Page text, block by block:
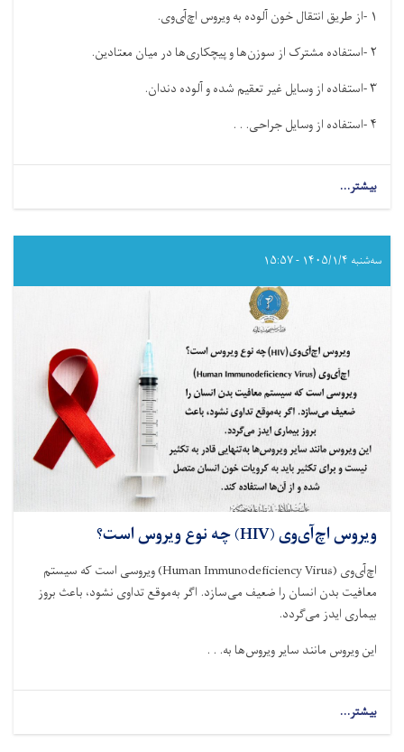
اجرا
شده
است
۱ -از طریق انتقال خون آلوده به ویروس اچ‌آی‌وی.
۲-استفاده مشترک از سوزن‌ها و پیچکاری‌ها در میان معتادین.
۳-استفاده از وسایل غیر تعقیم شده و آلوده دندان‌.
۴-استفاده از وسایل جراحی. . .
بیشتر...
راه‌های
ویروس
اچ‌آی‌وی
سه‌شنبه ۱۴۰۵/۱/۴ - ۱۵:۵۷
ویروس اچ‌آی‌وی (HIV) چه نوع ویروس است؟
اچ‌آی‌وی (Human Immunodeficiency Virus)ویروسی است که سیستم
معافیت بدن انسان را ضعیف می‌سازد. اگر به‌موقع تداوی نشود، باعث بروز
بیماری ایدز می‌گردد.
این ویروس مانند سایر ویروس‌ها به. . .
بیشتر...
ویروس